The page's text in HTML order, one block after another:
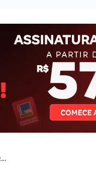
Concurso TRE PA: URGENTE! Contrato assinado com IBFC!